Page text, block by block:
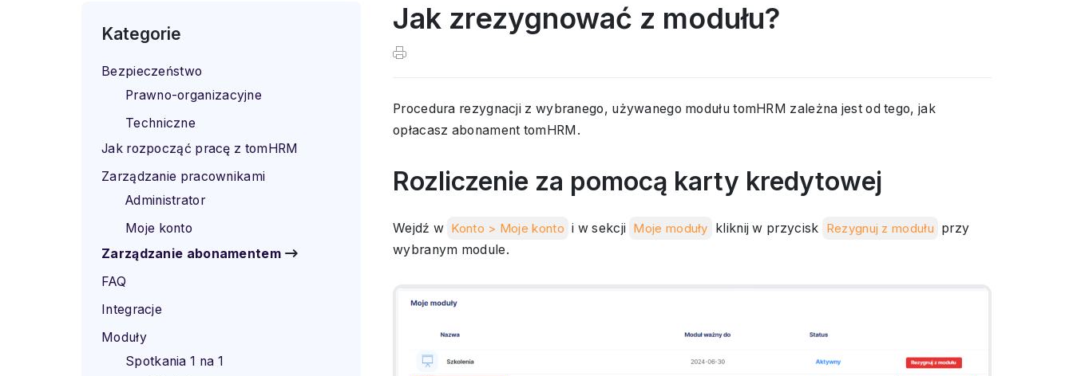
Kategorie
Bezpieczeństwo
Prawno-organizacyjne
Techniczne
Jak rozpocząć pracę z tomHRM
Zarządzanie pracownikami
Administrator
Moje konto
Zarządzanie abonamentem
FAQ
Integracje
Moduły
Spotkania 1 na 1
Jak zrezygnować z modułu?
Procedura rezygnacji z wybranego, używanego modułu tomHRM zależna jest od tego, jak
opłacasz abonament tomHRM.
Rozliczenie za pomocą karty kredytowej
Wejdź w Konto > Moje konto i w sekcji Moje moduły kliknij w przycisk Rezygnuj z modułu przy
wybranym module.